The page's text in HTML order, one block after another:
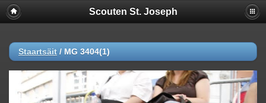
Scouten St. Joseph
Staartsäit / MG 3404(1)